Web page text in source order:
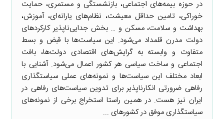
در حوزه بیمه‌های اجتماعی، بازنشستگی و مستمری، حمایت
خوراکی، تامین حداقل معیشت، نظام‌های یارانه‌ای، آموزش،
بهداشت و سلامت، مسکن و … بخش جدایی‌ناپذیر کارکردهای
دولت مدرن قلمداد می‌شود. این سیاست‌ها با قبض و بسط
متفاوت و وابسته به گرایش‌های اقتصادی دولت‌ها، بافت
اجتماعی و ساخت سیاسی هر کشور اعمال می‌شود. آشنایی با
ابعاد مختلف این سیاست‌ها و نمونه‌های عملی سیاستگذاری
رفاهی ضرورتی انکارناپذیر برای تدوین سیاست‌های رفاهی در
ایران نیز هست. در همین راستا استخراج برخی از نمونه‌های
سیاستگذاری موفق در کشورهای ...